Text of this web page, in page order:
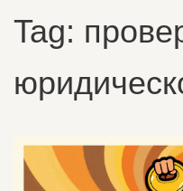
Tag: